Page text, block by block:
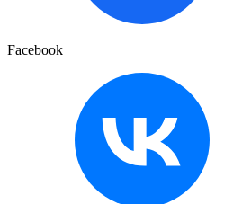
Facebook